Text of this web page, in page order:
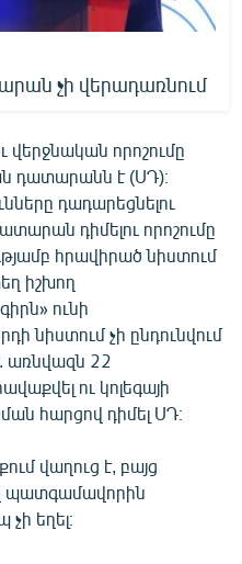
չի վերադառնում
վերջնական որոշումը
դատարանն է (ՍԴ)։
դադարեցնելու
դիմելու որոշումը
հրավիրած նիստում
իշխող
ունի
նիստում չի ընդունվում
առնվազն 22
ու կոլեգայի
հարցով դիմել ՍԴ։
վաղուց է, բայց
պատգամավորին
եղել։